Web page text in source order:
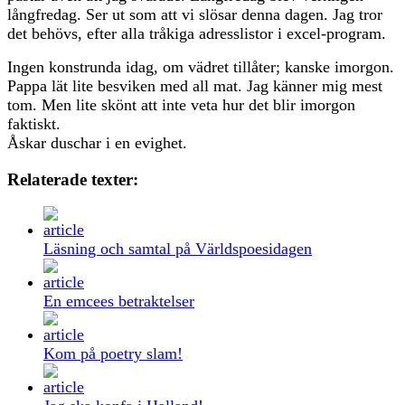
långfredag. Ser ut som att vi slösar denna dagen. Jag tror
det behövs, efter alla tråkiga adresslistor i excel-program.
Ingen konstrunda idag, om vädret tillåter; kanske imorgon.
Pappa lät lite besviken med all mat. Jag känner mig mest
tom. Men lite skönt att inte veta hur det blir imorgon
faktiskt.
Åskar duschar i en evighet.
Relaterade texter:
Läsning och samtal på Världspoesidagen
En emcees betraktelser
Kom på poetry slam!